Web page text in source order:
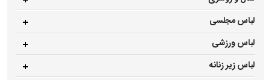
لباس مجلسی
لباس ورزشی
لباس زیر زنانه